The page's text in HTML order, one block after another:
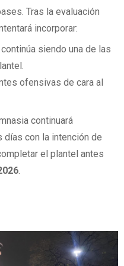
Tras la evaluación
incorporar:
siendo una de las
ofensivas de cara al
continuará
con la intención de
el plantel antes